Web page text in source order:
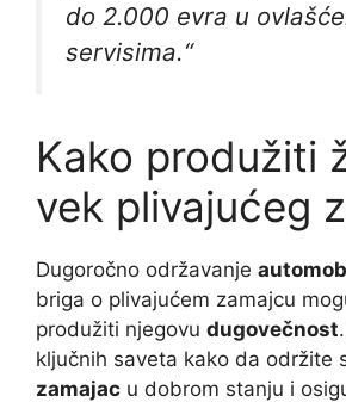
do 2.000 evra u
servisima.“
Kako produžiti
vek plivajućeg
Dugoročno održavanje
briga o plivajućem zamajcu
produžiti njegovu dugovečnost
ključnih saveta kako da održite
zamajac u dobrom stanju i